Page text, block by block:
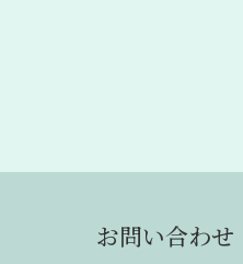
お問い合わ